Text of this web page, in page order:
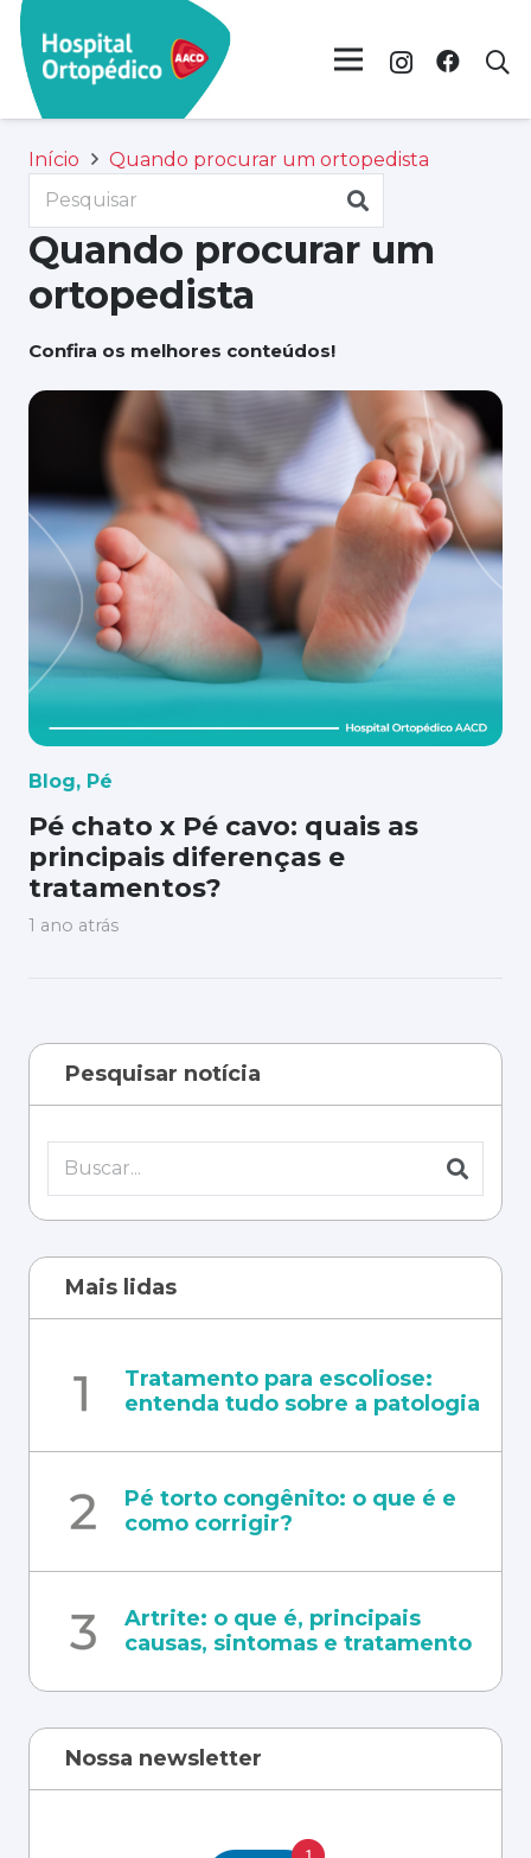
Início Quando procurar um ortopedista
Quando procurar um
ortopedista
Confira os melhores conteúdos!
Blog, Pé
Pé chato x Pé cavo: quais as
principais diferenças e
tratamentos?
1 ano atrás
Pesquisar notícia
Mais lidas
Tratamento para escoliose:
entenda tudo sobre a patologia
Pé torto congênito: o que é e
como corrigir?
Artrite: o que é, principais
causas, sintomas e tratamento
Nossa newsletter